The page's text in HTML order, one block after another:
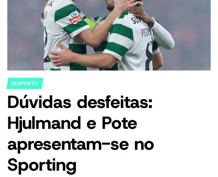
POSTED
IN
DESPORTO
Dúvidas desfeitas:
Hjulmand e Pote
apresentam-se no
Sporting